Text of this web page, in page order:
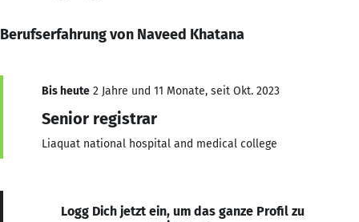
Berufserfahrung von Naveed Khatana
Bis heute 2 Jahre und 11 Monate, seit Okt. 2023
Senior registrar
Liaquat national hospital and medical college
Logg Dich jetzt ein, um das ganze Profil zu